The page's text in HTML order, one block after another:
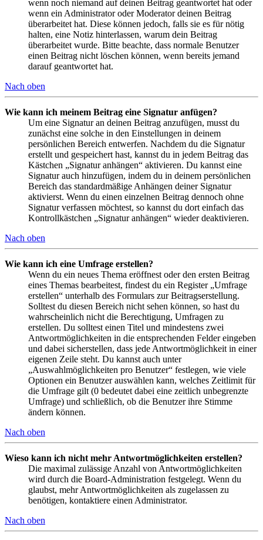
wenn noch niemand auf deinen Beitrag geantwortet hat oder
wenn ein Administrator oder Moderator deinen Beitrag
überarbeitet hat. Diese können jedoch, falls sie es für nötig
halten, eine Notiz hinterlassen, warum dein Beitrag
überarbeitet wurde. Bitte beachte, dass normale Benutzer
einen Beitrag nicht löschen können, wenn bereits jemand
darauf geantwortet hat.
Nach oben
Wie kann ich meinem Beitrag eine Signatur anfügen?
Um eine Signatur an deinen Beitrag anzufügen, musst du
zunächst eine solche in den Einstellungen in deinem
persönlichen Bereich entwerfen. Nachdem du die Signatur
erstellt und gespeichert hast, kannst du in jedem Beitrag das
Kästchen „Signatur anhängen“ aktivieren. Du kannst eine
Signatur auch hinzufügen, indem du in deinem persönlichen
Bereich das standardmäßige Anhängen deiner Signatur
aktivierst. Wenn du einen einzelnen Beitrag dennoch ohne
Signatur verfassen möchtest, so kannst du dort einfach das
Kontrollkästchen „Signatur anhängen“ wieder deaktivieren.
Nach oben
Wie kann ich eine Umfrage erstellen?
Wenn du ein neues Thema eröffnest oder den ersten Beitrag
eines Themas bearbeitest, findest du ein Register „Umfrage
erstellen“ unterhalb des Formulars zur Beitragserstellung.
Solltest du diesen Bereich nicht sehen können, so hast du
wahrscheinlich nicht die Berechtigung, Umfragen zu
erstellen. Du solltest einen Titel und mindestens zwei
Antwortmöglichkeiten in die entsprechenden Felder eingeben
und dabei sicherstellen, dass jede Antwortmöglichkeit in einer
eigenen Zeile steht. Du kannst auch unter
„Auswahlmöglichkeiten pro Benutzer“ festlegen, wie viele
Optionen ein Benutzer auswählen kann, welches Zeitlimit für
die Umfrage gilt (0 bedeutet dabei eine zeitlich unbegrenzte
Umfrage) und schließlich, ob die Benutzer ihre Stimme
ändern können.
Nach oben
Wieso kann ich nicht mehr Antwortmöglichkeiten erstellen?
Die maximal zulässige Anzahl von Antwortmöglichkeiten
wird durch die Board-Administration festgelegt. Wenn du
glaubst, mehr Antwortmöglichkeiten als zugelassen zu
benötigen, kontaktiere einen Administrator.
Nach oben